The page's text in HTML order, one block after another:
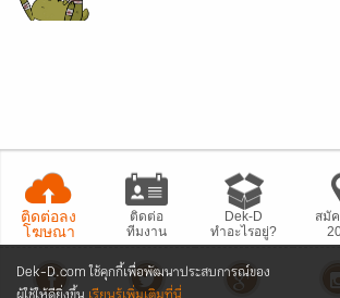
Dek-D.com ใช้คุกกี้เพื่อพัฒนาประสบการณ์ของ
ติดต่อลง
โฆษณา
ติดต่อ
ทีมงาน
Dek-D
ทำอะไรอยู่?
สมั